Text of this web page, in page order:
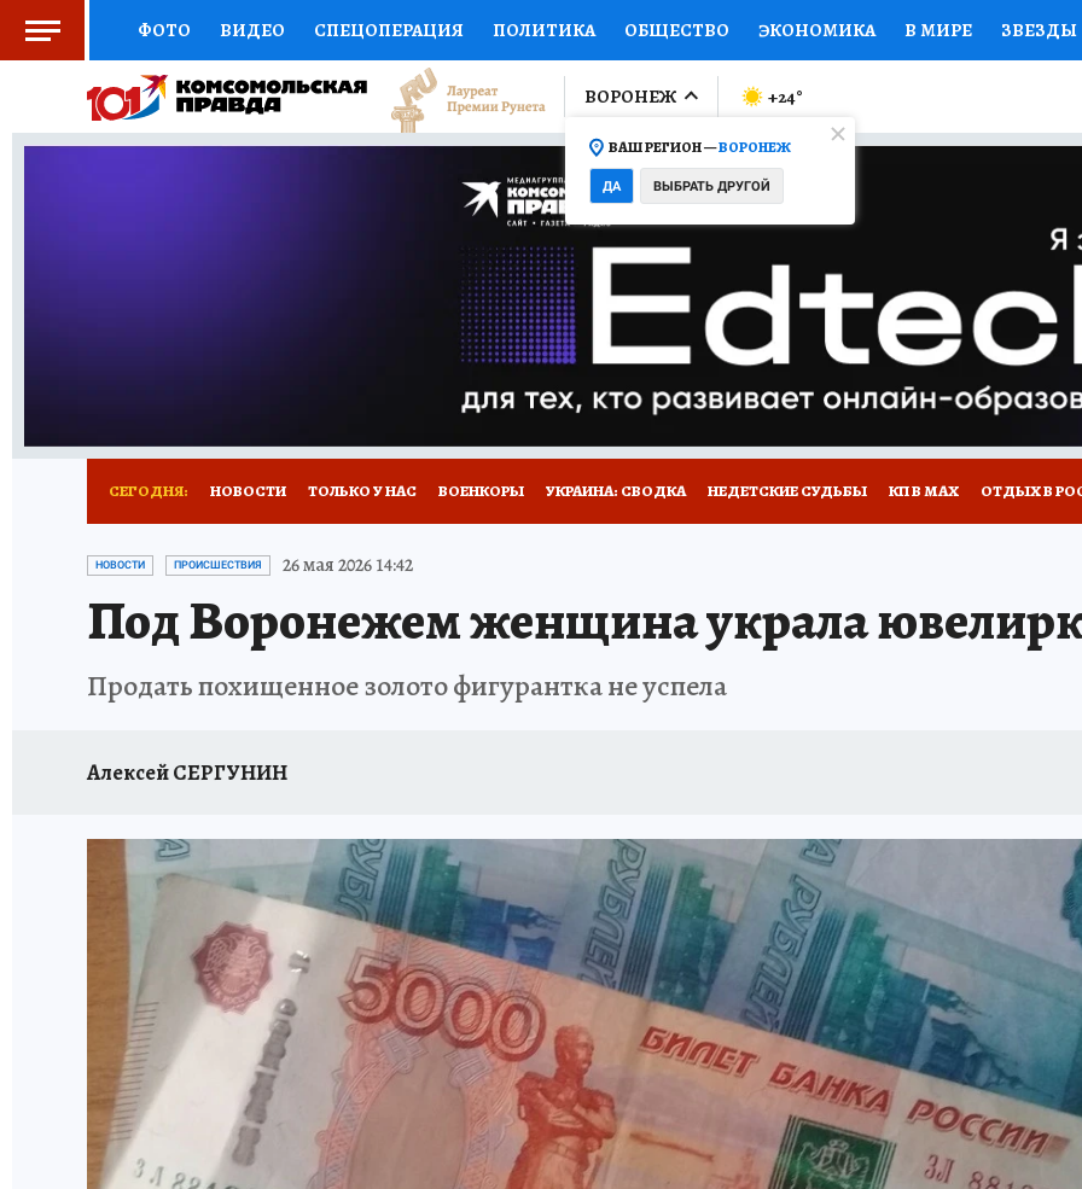
ФОТО ВИДЕО СПЕЦОПЕРАЦИЯ ПОЛИТИКА ОБЩЕСТВО ЭКОНОМИКА В МИРЕ ЗВЕЗДЫ
СОЦПОДДЕРЖКА НАУКА СПОРТ КОЛУМНИСТЫ ПРОИСШЕСТВИЯ
ВЫБОР ЭКСПЕРТОВ ДОКТОР ФИНАНСЫ ОТКРЫВАЕМ МИР Я ЗНАЮ СЕМЬЯ ЖЕНСКИЕ
ПРОГНОЗЫ НА СПОРТ ПРОМОКОДЫ СЕРИАЛЫ
ТЕЛЕВИЗОР КОЛЛЕКЦИИ КОНКУРСЫ
НОВОЕ НА САЙТЕ
ВОРОНЕЖ
ВАШ РЕГИОН —ВОРОНЕЖ
ДА ВЫБРАТЬ ДРУГОЙ
+24°
СЕГОДНЯ: НОВОСТИ ТОЛЬКО У НАС ВОЕНКОРЫ УКРАИНА: СВОДКА НЕДЕТСКИЕ СУДЬБЫ КП В МАХ ОТДЫХ В
ПРОИСШЕСТВИЯ АФИША
НОВОСТИ ПРОИСШЕСТВИЯ 26 мая 2026 14:42
Под Воронежем женщина украла
Продать похищенное золото фигурантка не успела
Алексей СЕРГУНИН